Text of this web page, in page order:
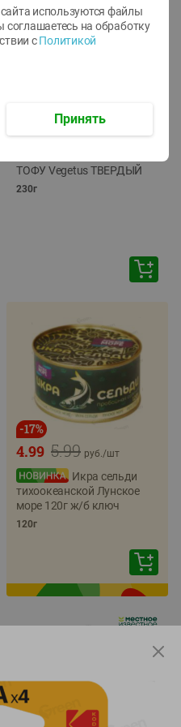
ТОФУ Vegetus ТВЕРДЫЙ
230г
-17%
5.99
4.99 руб./шт
Икра сельди
тихоокеанской Лунское
море 120г ж/б ключ
120г
используются файлы
соглашаетесь на обработку
с Политикой
Принять